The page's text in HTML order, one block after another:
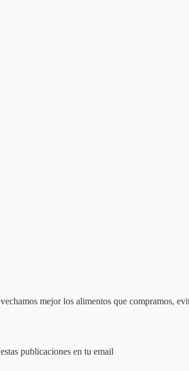
mejor los alimentos que compramos,
publicaciones en tu email